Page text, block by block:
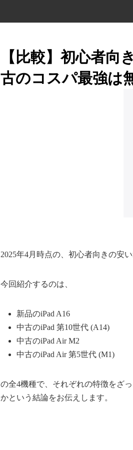
【比較】初心者向
古のコスパ最強は
2025年4月時点の、初心者向きの安
今回紹介するのは、
新品のiPad A16
中古のiPad 第10世代 (A14)
中古のiPad Air M2
中古のiPad Air 第5世代 (M1)
の全4機種で、それぞれの特徴をざ
かという結論をお伝えします。